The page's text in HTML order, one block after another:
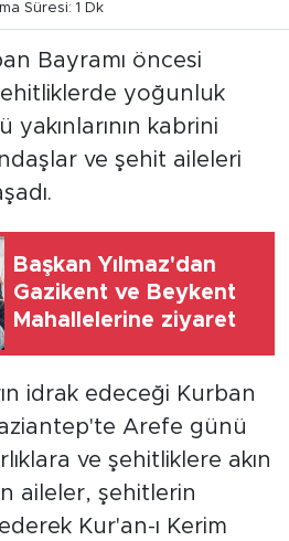
Süresi: 1 Dk
Bayramı öncesi
yoğunluk
kabrini
ve şehit aileleri
Başkan Yılmaz'dan
Gazikent ve Beykent
Mahallelerine ziyaret
idrak edeceği Kurban
Arefe günü
ve şehitliklere akın
aileler, şehitlerin
Kur'an-ı Kerim